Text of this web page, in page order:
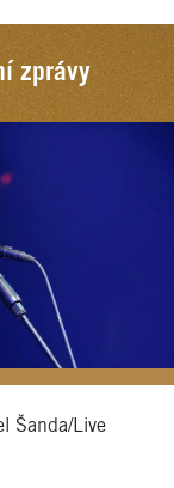
zprávy
Šanda/Live